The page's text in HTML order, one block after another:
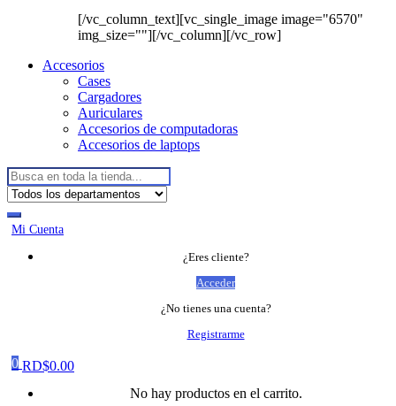
[/vc_column_text][vc_single_image image="6570"
img_size=""][/vc_column][/vc_row]
Accesorios
Cases
Cargadores
Auriculares
Accesorios de computadoras
Accesorios de laptops
Buscar:
Mi Cuenta
¿Eres cliente?
Acceder
¿No tienes una cuenta?
Registrarme
0 RD$0.00
No hay productos en el carrito.